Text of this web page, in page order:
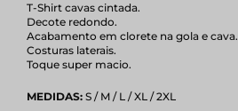
T-Shirt cavas cintada.
Decote redondo.
Acabamento em clorete na gola e cava.
Costuras laterais.
Toque super macio.
MEDIDAS: S / M / L / XL / 2XL